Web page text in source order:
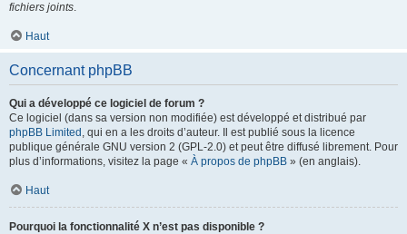
fichiers joints.
Haut
Concernant phpBB
Qui a développé ce logiciel de forum ?
Ce logiciel (dans sa version non modifiée) est développé et distribué par
phpBB Limited , qui en a les droits d’auteur. Il est publié sous la licence
publique générale GNU version 2 (GPL-2.0) et peut être diffusé librement. Pour
plus d’informations, visitez la page « À propos de phpBB » (en anglais).
Haut
Pourquoi la fonctionnalité X n’est pas disponible ?